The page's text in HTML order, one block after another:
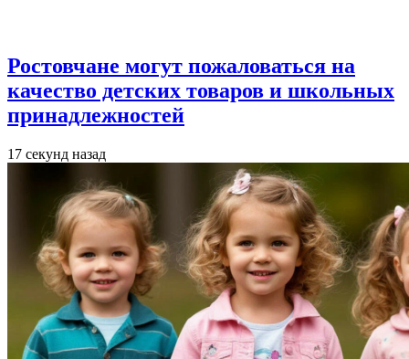
Ростовчане могут пожаловаться на
качество детских товаров и школьных
принадлежностей
17 секунд назад